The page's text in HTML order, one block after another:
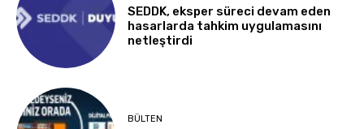
SEDDK, eksper süreci devam eden
hasarlarda tahkim uygulamasını
netleştirdi
BÜLTEN